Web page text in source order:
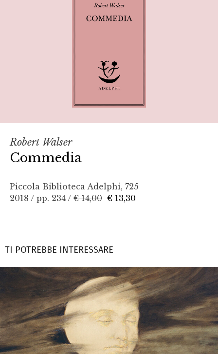
Robert Walser
Commedia
Piccola Biblioteca Adelphi, 725
2018 / pp. 234 / € 14,00 € 13,30
TI POTREBBE INTERESSARE